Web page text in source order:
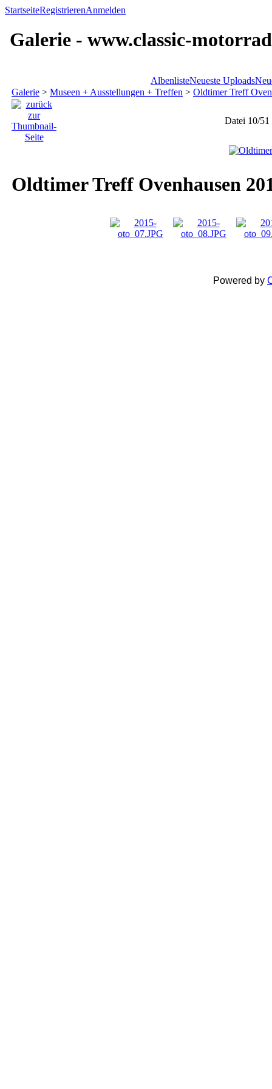
StartseiteRegistrierenAnmelden
Galerie - www.classic-
AlbenlisteNeueste Uploads
Galerie > Museen + Ausstellungen + Treffen > Oldtimer Treff
Datei 10/51
Oldtimer Treff Ovenhausen
Powered by